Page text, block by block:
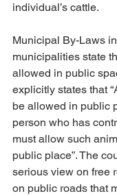
individual’s cattle.
Municipal By-Laws
municipalities state
allowed in public
explicitly states that
be allowed in public
person who has
must allow such
public place”. The
serious view on free
on public roads that